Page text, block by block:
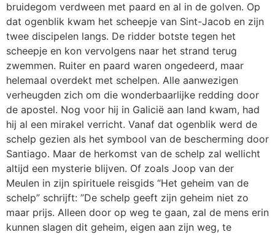
bruidegom verdween met paard en al in de golven. Op
dat ogenblik kwam het scheepje van Sint-Jacob en zijn
twee discipelen langs. De ridder botste tegen het
scheepje en kon vervolgens naar het strand terug
zwemmen. Ruiter en paard waren ongedeerd, maar
helemaal overdekt met schelpen. Alle aanwezigen
verheugden zich om die wonderbaarlijke redding door
de apostel. Nog voor hij in Galicië aan land kwam, had
hij al een mirakel verricht. Vanaf dat ogenblik werd de
schelp gezien als het symbool van de bescherming door
Santiago. Maar de herkomst van de schelp zal wellicht
altijd een mysterie blijven. Of zoals Joop van der
Meulen in zijn spirituele reisgids “Het geheim van de
schelp” schrijft: ”De schelp geeft zijn geheim niet zo
maar prijs. Alleen door op weg te gaan, zal de mens erin
kunnen slagen dit geheim, eigen aan zijn weg, te